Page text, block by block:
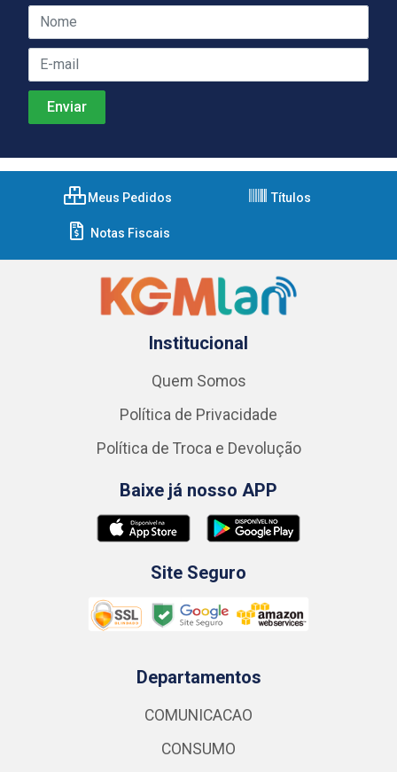
Meus Pedidos Títulos
Notas Fiscais
Institucional
Quem Somos
Política de Privacidade
Política de Troca e Devolução
Baixe já nosso APP
Site Seguro
Departamentos
COMUNICACAO
CONSUMO